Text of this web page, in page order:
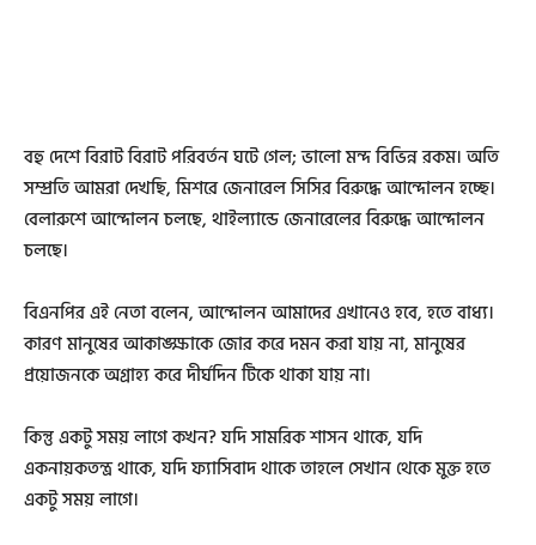
বহু দেশে বিরাট বিরাট পরিবর্তন ঘটে গেল; ভালো মন্দ বিভিন্ন রকম। অতি
সম্প্রতি আমরা দেখছি, মিশরে জেনারেল সিসির বিরুদ্ধে আন্দোলন হচ্ছে।
বেলারুশে আন্দোলন চলছে, থাইল্যান্ডে জেনারেলের বিরুদ্ধে আন্দোলন
চলছে।
বিএনপির এই নেতা বলেন, আন্দোলন আমাদের এখানেও হবে, হতে বাধ্য।
কারণ মানুষের আকাঙ্ক্ষাকে জোর করে দমন করা যায় না, মানুষের
প্রয়োজনকে অগ্রাহ্য করে দীর্ঘদিন টিকে থাকা যায় না।
কিন্তু একটু সময় লাগে কখন? যদি সামরিক শাসন থাকে, যদি
একনায়কতন্ত্র থাকে, যদি ফ্যাসিবাদ থাকে তাহলে সেখান থেকে মুক্ত হতে
একটু সময় লাগে।